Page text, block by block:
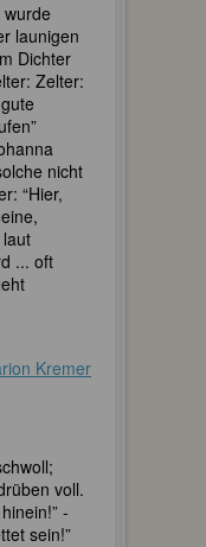
launigen
Dichter
Zelter:
nicht
“Hier,
... oft
Kremer
voll.
-
sein!”